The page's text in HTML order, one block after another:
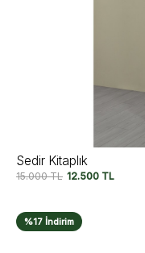
Sedir Kitaplık
15.000TL 12.500 TL
%17 İndirim